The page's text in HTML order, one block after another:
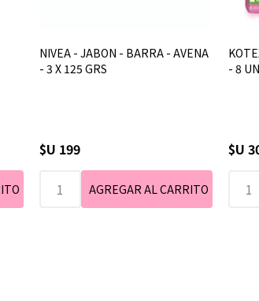
NIVEA - JABON - BARRA - AVENA
- 3 X 125 GRS
$U 199
- 8
$U